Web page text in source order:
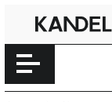
FY |
Accéder